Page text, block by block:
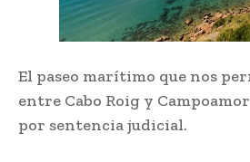
El paseo marítimo que nos
entre Cabo Roig y
por sentencia judicial.